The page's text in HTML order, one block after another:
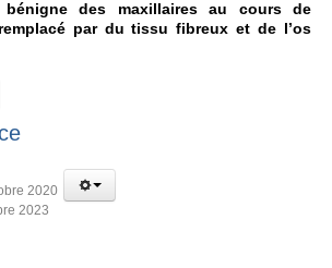
des maxillaires au cours de
par du tissu fibreux et de l’os
2020
2023